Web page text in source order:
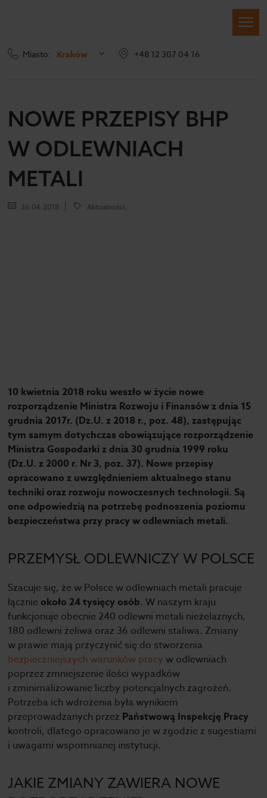
Miasto: Kraków +48 12 307 04 16
NOWE PRZEPISY BHP
W ODLEWNIACH
METALI
26.04.2018 Aktualności,
10 kwietnia 2018 roku weszło w życie nowe
rozporządzenie Ministra Rozwoju i Finansów z dnia 15
grudnia 2017r. (Dz.U. z 2018 r., poz. 48), zastępując
tym samym dotychczas obowiązujące rozporządzenie
Ministra Gospodarki z dnia 30 grudnia 1999 roku
(Dz.U. z 2000 r. Nr 3, poz. 37). Nowe przepisy
opracowano z uwzględnieniem aktualnego stanu
techniki oraz rozwoju nowoczesnych technologii. Są
one odpowiedzią na potrzebę podnoszenia poziomu
bezpieczeństwa przy pracy w odlewniach metali.
PRZEMYSŁ ODLEWNICZY W POLSCE
Szacuje się, że w Polsce w odlewniach metali pracuje
łącznie około 24 tysięcy osób. W naszym kraju
funkcjonuje obecnie 240 odlewni metali nieżelaznych,
180 odlewni żeliwa oraz 36 odlewni staliwa. Zmiany
w prawie mają przyczynić się do stworzenia
bezpieczniejszych warunków pracy w odlewniach
poprzez zmniejszenie ilości wypadków
i zminimalizowanie liczby potencjalnych zagrożeń.
Potrzeba ich wdrożenia była wynikiem
przeprowadzanych przez Państwową Inspekcję Pracy
kontroli, dlatego opracowano je w zgodzie z sugestiami
i uwagami wspomnianej instytucji.
JAKIE ZMIANY ZAWIERA NOWE